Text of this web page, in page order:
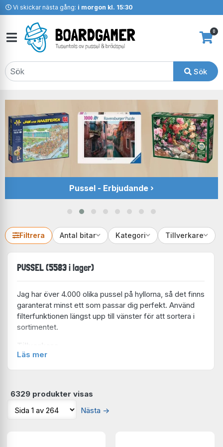
Vi skickar nästa gång: i morgon kl. 15:30
Sök
0
Pussel - Erbjudande
Filtrera Antal bitar Kategori Tillverkare
PUSSEL (5583 i lager)
Jag har över 4.000 olika pussel på hyllorna, så det finns
garanterat minst ett som passar dig perfekt. Använd
filterfunktionen längst upp till vänster för att sortera i
sortimentet.
Ravensburger
Bluebird(451 i lager)
Clementoni (356 i lager)
Schmidt(331 i lager)
Eurographics
(264 i lager)
Läs mer
6329 produkter visas
Nästa →